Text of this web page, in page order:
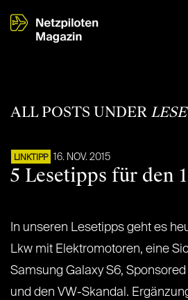
ALL POSTS UNDER
LINKTIPP 16. NOV. 2015
5 Lesetipps für den
In unseren Lesetipps geht es
Lkw mit Elektromotoren, eine
Samsung Galaxy S6,
und den VW-Skandal.